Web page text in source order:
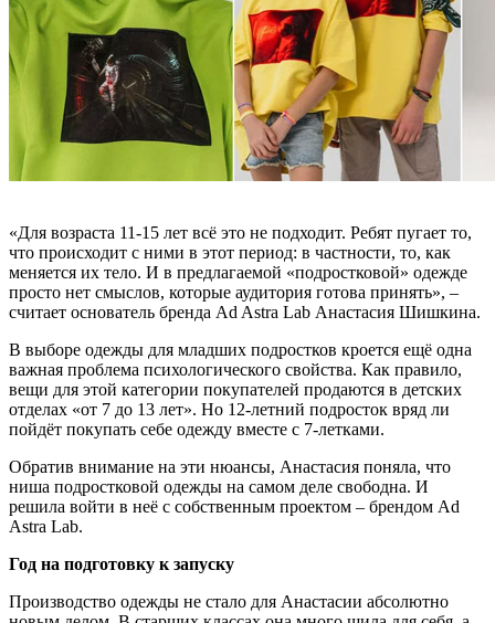
«Для возраста 11-15 лет всё это не подходит. Ребят пугает то,
что происходит с ними в этот период: в частности, то, как
меняется их тело. И в предлагаемой «подростковой» одежде
просто нет смыслов, которые аудитория готова принять», –
считает основатель бренда Ad Astra Lab Анастасия Шишкина.
В выборе одежды для младших подростков кроется ещё одна
важная проблема психологического свойства. Как правило,
вещи для этой категории покупателей продаются в детских
отделах «от 7 до 13 лет». Но 12-летний подросток вряд ли
пойдёт покупать себе одежду вместе с 7-летками.
Обратив внимание на эти нюансы, Анастасия поняла, что
ниша подростковой одежды на самом деле свободна. И
решила войти в неё с собственным проектом – брендом Ad
Astra Lab.
Год на подготовку к запуску
Производство одежды не стало для Анастасии абсолютно